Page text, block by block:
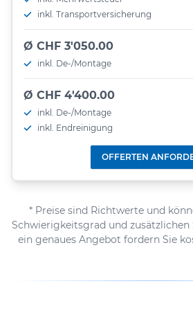
inkl. Transportversicherung
Ø CHF 3'050.00
inkl. De-/Montage
Ø CHF 4'400.00
inkl. De-/Montage
inkl. Endreinigung
OFFERTEN
* Preise sind Richtwerte und
Schwierigkeitsgrad und zusätzlichen
ein genaues Angebot fordern Sie